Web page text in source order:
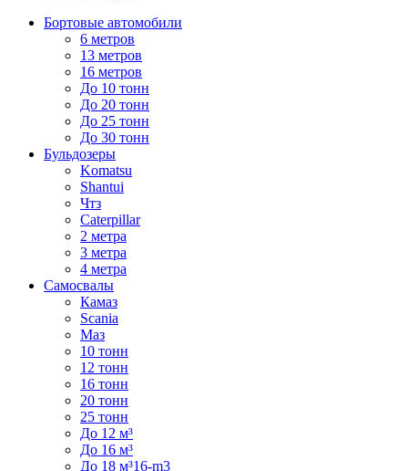
Бортовые автомобили
6 метров
13 метров
16 метров
До 10 тонн
До 20 тонн
До 25 тонн
До 30 тонн
Бульдозеры
Komatsu
Shantui
Чтз
Caterpillar
2 метра
3 метра
4 метра
Самосвалы
Камаз
Scania
Маз
10 тонн
12 тонн
16 тонн
20 тонн
25 тонн
До 12 м³
До 16 м³
До 18 м³16-m3